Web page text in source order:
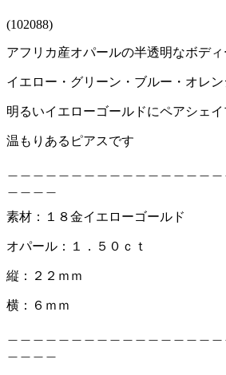
(102088)
アフリカ産オパールの半透明なボデ
イエロー・グリーン・ブルー・オレ
明るいイエローゴールドにペアシェ
温もりあるピアスです
素材：１８金イエローゴールド
オパール：１．５０ｃｔ
縦：２２ｍｍ
横：６ｍｍ